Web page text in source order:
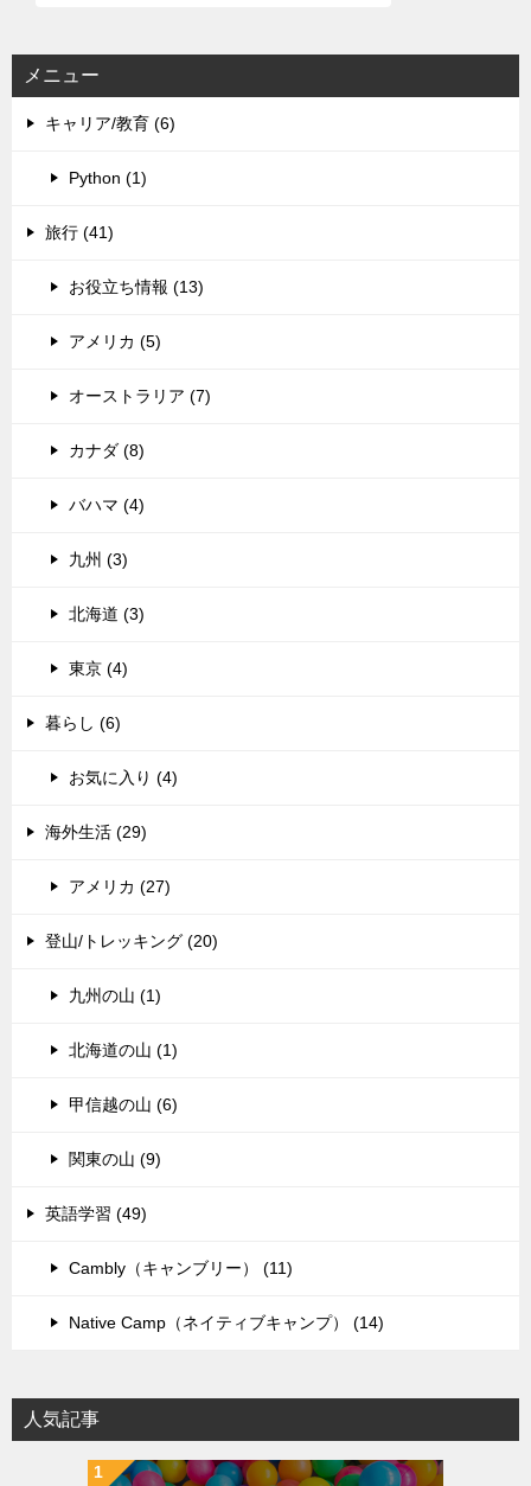
メニュー
キャリア/教育 (6)
Python (1)
旅行 (41)
お役立ち情報 (13)
アメリカ (5)
オーストラリア (7)
カナダ (8)
バハマ (4)
九州 (3)
北海道 (3)
東京 (4)
暮らし (6)
お気に入り (4)
海外生活 (29)
アメリカ (27)
登山/トレッキング (20)
九州の山 (1)
北海道の山 (1)
甲信越の山 (6)
関東の山 (9)
英語学習 (49)
Cambly（キャンブリー） (11)
Native Camp（ネイティブキャンプ） (14)
人気記事